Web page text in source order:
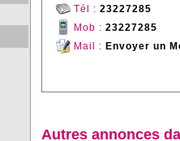
Tél : 23227285
Mob : 23227285
Mail : Envoyer un
Autres annonces